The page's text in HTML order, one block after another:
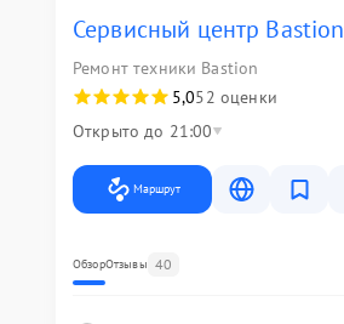
Сервисный центр Bastion
Ремонт техники Bastion
5,052 оценки
Открыто до 21:00
Маршрут
ОбзорОтзывы 40